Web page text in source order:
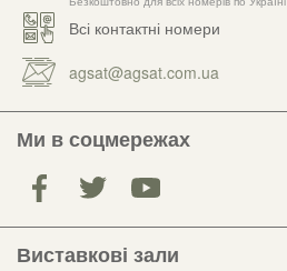
Всі контактні номери
agsat@agsat.com.ua
Ми в соцмережах
Виставкові зали